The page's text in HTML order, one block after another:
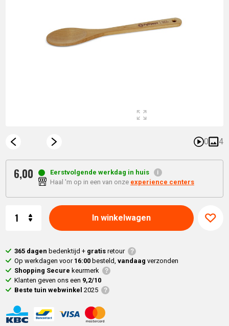
0 4
6,00
Eerstvolgende werkdag in huis
Haal 'm op in een van onze experience centers
In winkelwagen
365 dagen bedenktijd + gratisretour
Op werkdagen voor 16:00 besteld,vandaag verzonden
Shopping Secure keurmerk
Klanten geven ons een 9,2/10
Beste tuin webwinkel 2025